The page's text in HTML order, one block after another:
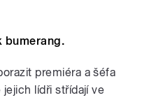
bumerang.
premiéra a šéfa
lídři střídají ve